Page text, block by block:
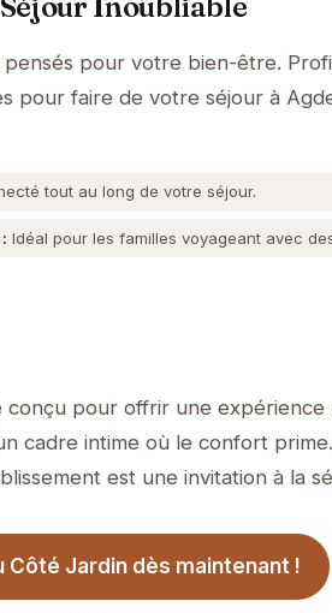
pour votre bien-être.
pour faire de votre séjour à
tout au long de votre séjour.
Idéal pour les familles voyageant avec
pour offrir une expérience
cadre intime où le confort
est une invitation à la
Côté Jardin dès maintenant !